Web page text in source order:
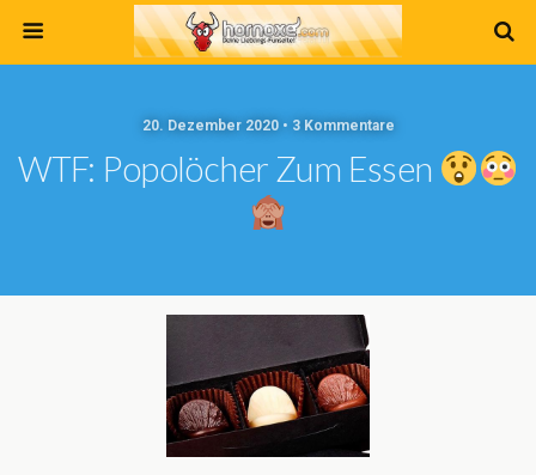
20. Dezember 2020 • 3 Kommentare
WTF: Popolöcher Zum Essen